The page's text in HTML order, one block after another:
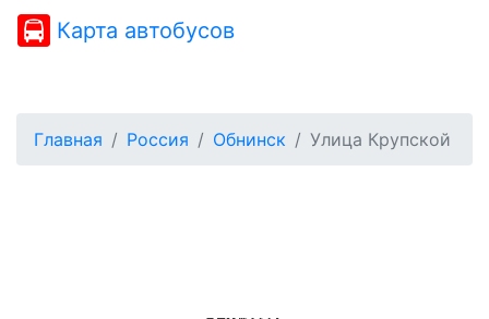
Карта автобусов
Главная Россия Обнинск Улица Крупской